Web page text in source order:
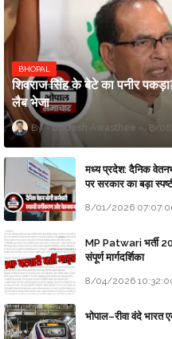
BHOPAL
शिवराज सिंह के बेटे का पनीर
लैब भेजा
Updesh Awasthee 8/
मध्य प्रदेश: दैनिक
पर सरकार का बड़ा
8/01/2026
MP Patwari भर्ती
संपूर्ण मार्गदर्शिका
8/04/2026
भोपाल–रीवा वंदे भारत